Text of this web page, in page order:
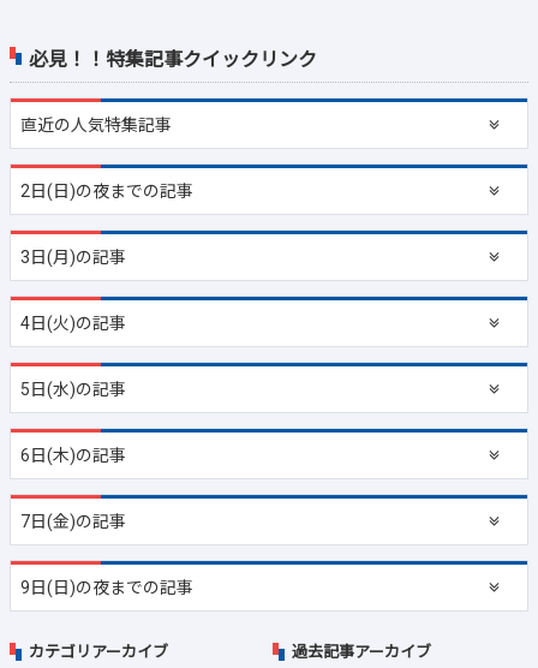
必見！！特集記事クイックリンク
直近の人気特集記事
2日(日)の夜までの記事
3日(月)の記事
4日(火)の記事
5日(水)の記事
6日(木)の記事
7日(金)の記事
9日(日)の夜までの記事
カテゴリアーカイブ 過去記事アーカイブ